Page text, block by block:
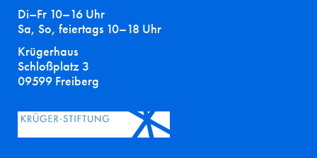
Di–Fr 10–16 Uhr
Sa, So, feiertags 10–18 Uhr
Krügerhaus
Schloßplatz 3
09599 Freiberg